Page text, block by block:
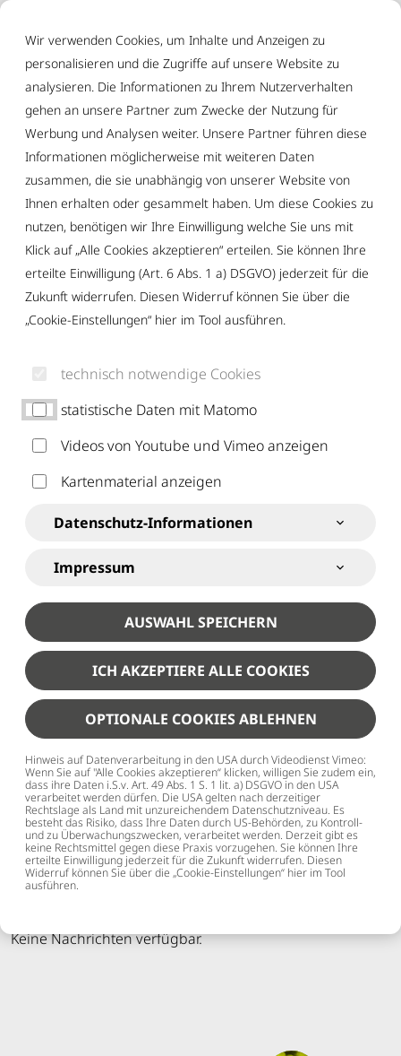
Informationen und Einstellungen zur Barrierefreiheit
SJR Kempten Aktuelles & Termine News
AKTUELLE
NACHRICHTEN
Egal ob Berichte von Veranstaltungen, Ankündigungen
auf dem Laufenden. Schau vorbei, damit du nichts
verpasst!
des Stadtjugendrings – von Aktionen bis
Workshops.“
WEITERLESEN
ZEIT AUSWÄHLEN
KATEGORIE AUSWÄHLEN
Keine Nachrichten verfügbar.
Wir verwenden Cookies, um Inhalte und Anzeigen zu
personalisieren und die Zugriffe auf unsere Website zu
analysieren. Die Informationen zu Ihrem Nutzerverhalten
gehen an unsere Partner zum Zwecke der Nutzung für
Werbung und Analysen weiter. Unsere Partner führen diese
Informationen möglicherweise mit weiteren Daten
zusammen, die sie unabhängig von unserer Website von
Ihnen erhalten oder gesammelt haben. Um diese Cookies zu
nutzen, benötigen wir Ihre Einwilligung welche Sie uns mit
Klick auf „Alle Cookies akzeptieren“ erteilen. Sie können Ihre
erteilte Einwilligung (Art. 6 Abs. 1 a) DSGVO) jederzeit für die
Zukunft widerrufen. Diesen Widerruf können Sie über die
„Cookie-Einstellungen“ hier im Tool ausführen.
technisch notwendige Cookies
statistische Daten mit Matomo
Videos von Youtube und Vimeo anzeigen
Kartenmaterial anzeigen
Datenschutz-Informationen
Impressum
AUSWAHL SPEICHERN
ICH AKZEPTIERE ALLE COOKIES
OPTIONALE COOKIES ABLEHNEN
Hinweis auf Datenverarbeitung in den USA durch Videodienst Vimeo:
Wenn Sie auf "Alle Cookies akzeptieren“ klicken, willigen Sie zudem ein,
dass ihre Daten i.S.v. Art. 49 Abs. 1 S. 1 lit. a) DSGVO in den USA
verarbeitet werden dürfen. Die USA gelten nach derzeitiger
Rechtslage als Land mit unzureichendem Datenschutzniveau. Es
besteht das Risiko, dass Ihre Daten durch US-Behörden, zu Kontroll-
und zu Überwachungszwecken, verarbeitet werden. Derzeit gibt es
keine Rechtsmittel gegen diese Praxis vorzugehen. Sie können Ihre
erteilte Einwilligung jederzeit für die Zukunft widerrufen. Diesen
Widerruf können Sie über die „Cookie-Einstellungen“ hier im Tool
ausführen.